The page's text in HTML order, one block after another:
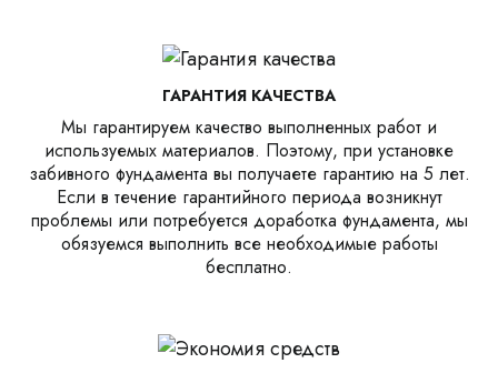
ГАРАНТИЯ КАЧЕСТВА
Мы гарантируем качество выполненных работ и
используемых материалов. Поэтому, при установке
забивного фундамента вы получаете гарантию на 5 лет.
Если в течение гарантийного периода возникнут
проблемы или потребуется доработка фундамента, мы
обязуемся выполнить все необходимые работы
бесплатно.